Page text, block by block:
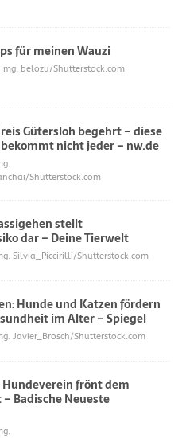
für meinen Wauzi
belozu/Shutterstock.com
Gütersloh begehrt – diese
nicht jeder – nw.de
Shutterstock.com
stellt
dar – Deine Tierwelt
Silvia_Piccirilli/Shutterstock.com
Hunde und Katzen fördern
im Alter – Spiegel
Javier_Brosch/Shutterstock.com
Hundeverein frönt dem
Badische Neueste